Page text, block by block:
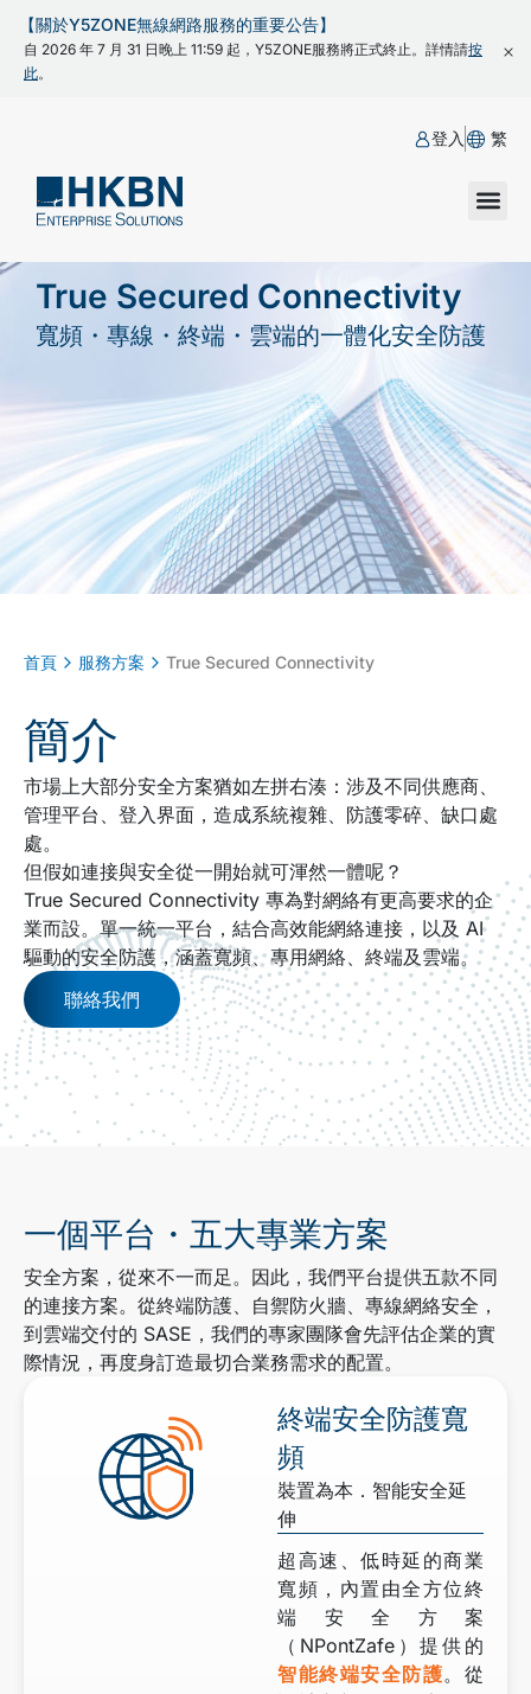
【關於Y5ZONE無線網路服務的重要公告】
自 2026 年 7 月 31 日晚上 11:59 起，Y5ZONE服務將正式終止。詳情請按
此。
登入 繁
True Secured Connectivity
寬頻・專線・終端・雲端的一體化安全防護
首頁 服務方案 True Secured Connectivity
簡介
市場上大部分安全方案猶如左拼右湊：涉及不同供應商、
管理平台、登入界面，造成系統複雜、防護零碎、缺口處
處。
但假如連接與安全從一開始就可渾然一體呢？
True Secured Connectivity 專為對網絡有更高要求的企
業而設。單一統一平台，結合高效能網絡連接，以及 AI
驅動的安全防護，涵蓋寬頻、專用網絡、終端及雲端。
聯絡我們
一個平台・五大專業方案
安全方案，從來不一而足。因此，我們平台提供五款不同
的連接方案。從終端防護、自禦防火牆、專線網絡安全，
到雲端交付的 SASE，我們的專家團隊會先評估企業的實
際情況，再度身訂造最切合業務需求的配置。
終端安全防護寬
頻
裝置為本．智能安全延
伸
超高速、低時延的商業
寬頻，內置由全方位終
端安全方案
（NPontZafe）提供的
智能終端安全防護。從